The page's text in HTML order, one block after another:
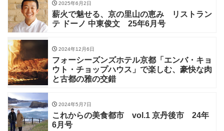
2025年6月2日
薪火で魅せる、京の里山の恵み リストラン
テ ドーノ 中東俊文 25年6月号
2024年12月6日
フォーシーズンズホテル京都「エンバ・キョ
ウト・チョップハウス」で楽しむ、豪快な肉
と古都の雅の交錯
2024年5月7日
これからの美食都市 vol.1 京丹後市 24年
6月号